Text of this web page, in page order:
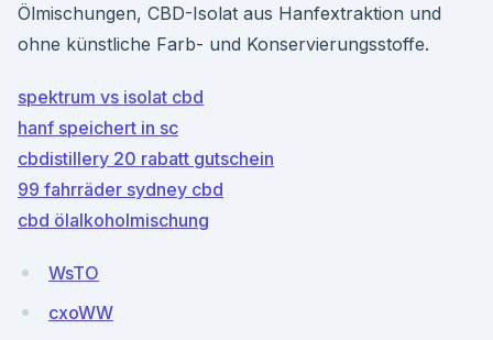
Ölmischungen, CBD-Isolat aus Hanfextraktion und
ohne künstliche Farb- und Konservierungsstoffe.
spektrum vs isolat cbd
hanf speichert in sc
cbdistillery 20 rabatt gutschein
99 fahrräder sydney cbd
cbd ölalkoholmischung
WsTO
cxoWW